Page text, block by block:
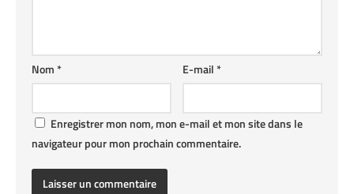
E-mail*
Nom*
Enregistrer mon nom, mon e-mail et mon site dans le
navigateur pour mon prochain commentaire.